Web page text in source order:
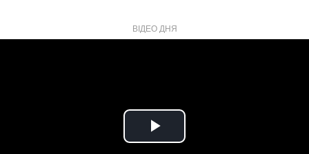
ВІДЕО ДНЯ
Play